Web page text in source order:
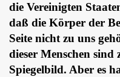
die Vereinigten
daß die Körper der
Seite nicht zu uns
dieser Menschen sind
Spiegelbild. Aber es